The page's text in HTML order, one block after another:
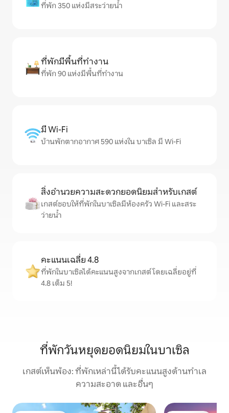
ที่พัก 350 แห่งมีสระว่ายน้ำ
ที่พักมีพื้นที่ทำงาน
ที่พัก 90 แห่งมีพื้นที่ทำงาน
มี Wi-Fi
บ้านพักตากอากาศ 590 แห่งใน บาเซิล มี Wi-Fi
สิ่งอำนวยความสะดวกยอดนิยมสำหรับเกสต์
เกสต์ชอบให้ที่พักในบาเซิลมีห้องครัว Wi-Fi และสระ
ว่ายน้ำ
คะแนนเฉลี่ย 4.8
ที่พักในบาเซิลได้คะแนนสูงจากเกสต์ โดยเฉลี่ยอยู่ที่
4.8 เต็ม 5!
ที่พักวันหยุดยอดนิยมในบาเซิล
เกสต์เห็นพ้อง: ที่พักเหล่านี้ได้รับคะแนนสูงด้านทำเล
ความสะอาด และอื่นๆ